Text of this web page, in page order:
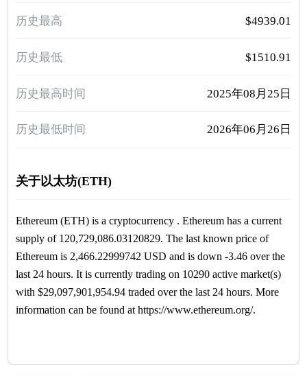
历史最高 $4939.01
历史最低 $1510.91
历史最高时间 2025年08月25日
历史最低时间 2026年06月26日
关于以太坊(ETH)
Ethereum (ETH) is a cryptocurrency . Ethereum has a current
supply of 120,729,086.03120829. The last known price of
Ethereum is 2,466.22999742 USD and is down -3.46 over the
last 24 hours. It is currently trading on 10290 active market(s)
with $29,097,901,954.94 traded over the last 24 hours. More
information can be found at https://www.ethereum.org/.